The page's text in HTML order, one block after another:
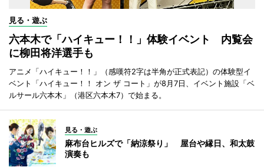
見る・遊ぶ
六本木で「ハイキュー！！」体験イベント 内覧会
に柳田将洋選手も
アニメ「ハイキュー！！」（感嘆符2字は半角が正式表記）の体験型イ
ベント「ハイキュー！！ オン ザ コート」が8月7日、イベント施設「ベ
ルサール六本木」（港区六本木7）で始まる。
見る・遊ぶ
麻布台ヒルズで「納涼祭り」 屋台や縁日、和太鼓
演奏も